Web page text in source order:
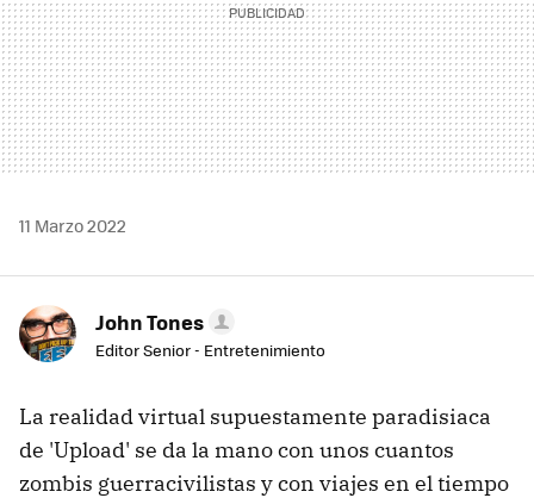
11 Marzo 2022
John Tones
Editor Senior - Entretenimiento
La realidad virtual supuestamente paradisiaca
de 'Upload' se da la mano con unos cuantos
zombis guerracivilistas y con viajes en el tiempo